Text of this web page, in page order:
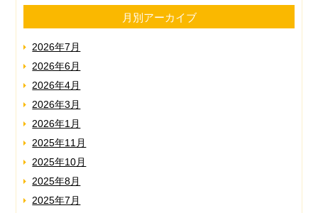
月別アーカイブ
2026年7月
2026年6月
2026年4月
2026年3月
2026年1月
2025年11月
2025年10月
2025年8月
2025年7月